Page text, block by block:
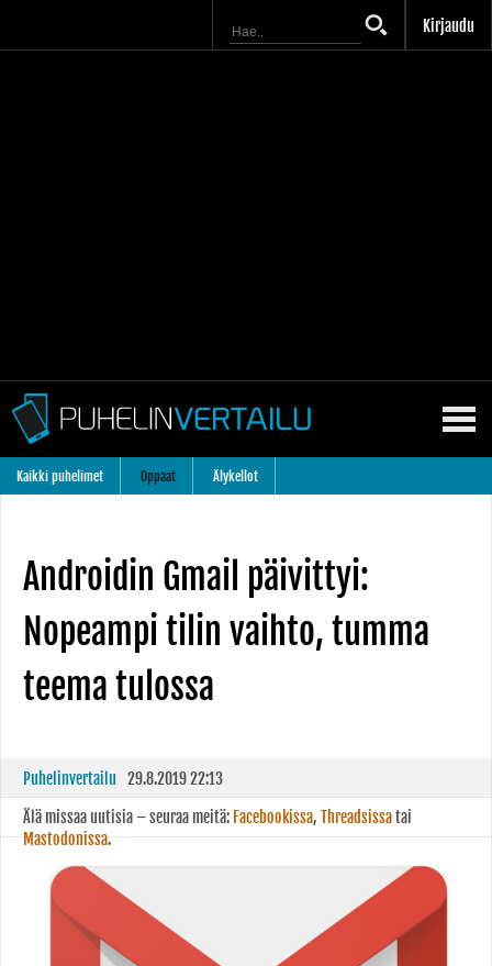
Kirjaudu
Kaikki puhelimet Oppaat Älykellot
Androidin Gmail päivittyi:
Nopeampi tilin vaihto, tumma
teema tulossa
Puhelinvertailu 29.8.2019 22:13
Älä missaa uutisia – seuraa meitä: Facebookissa, Threadsissatai
Mastodonissa.